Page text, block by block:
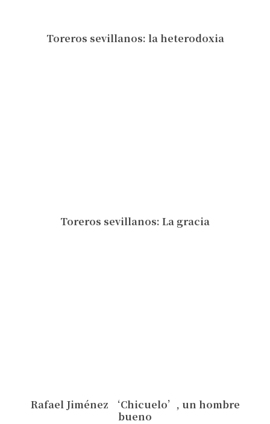
Toreros sevillanos: la heterodoxia
Toreros sevillanos: La gracia
Rafael Jiménez ‘Chicuelo’, un hombre
bueno